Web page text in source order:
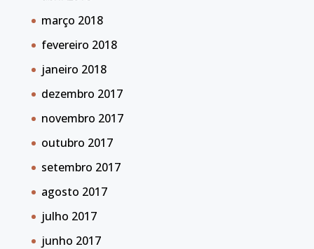
março 2018
fevereiro 2018
janeiro 2018
dezembro 2017
novembro 2017
outubro 2017
setembro 2017
agosto 2017
julho 2017
junho 2017